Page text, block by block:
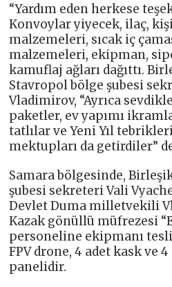
“Yardım eden herkese
Konvoylar yiyecek, ilaç,
malzemeleri, sıcak iç
malzemeleri, ekipman,
kamuflaj ağları dağıttı.
Stavropol bölge şubesi
Vladimirov, “Ayrıca
paketler, ev yapımı
tatlılar ve Yeni Yıl
mektupları da getirdiler”
Samara bölgesinde,
şubesi sekreteri Vali
Devlet Duma milletvekili
Kazak gönüllü müfrezesi
personeline ekipmanı
FPV drone, 4 adet kask ve
panelidir.